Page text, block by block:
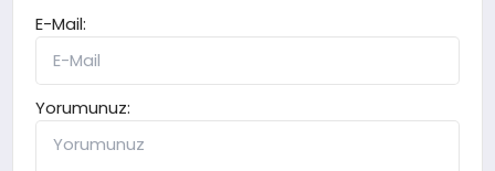
E-Mail:
Yorumunuz: